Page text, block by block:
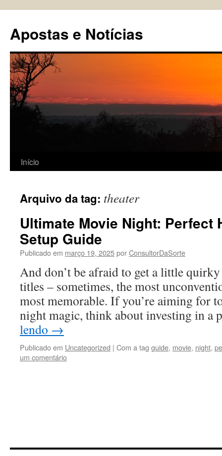
conteúdo
Apostas e Notícias
Início
Arquivo da tag: theater
Ultimate Movie Night: Perfect
Setup Guide
Publicado em março 19, 2025porConsultorDaSorte
And don’t be afraid to get a little
titles – sometimes, the most
most memorable. If you’re aiming for
night magic, think about investing in
lendo →
Publicado em Uncategorized | Com a tag guide, movie, night,
um comentário